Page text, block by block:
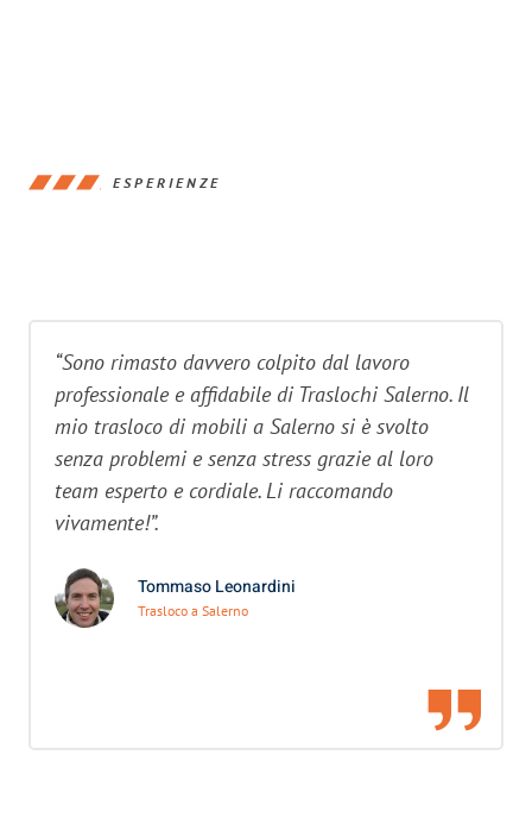
ESPERIENZE
“Sono rimasto davvero colpito dal lavoro
professionale e affidabile di Traslochi Salerno. Il
mio trasloco di mobili a Salerno si è svolto
senza problemi e senza stress grazie al loro
team esperto e cordiale. Li raccomando
vivamente!”.
Tommaso Leonardini
Trasloco a Salerno